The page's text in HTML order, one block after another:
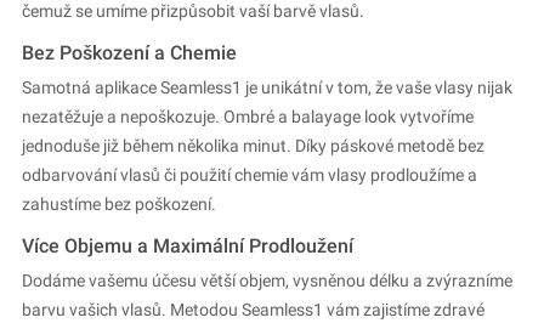
čemuž se umíme přizpůsobit vaší barvě vlasů.
Bez Poškození a Chemie
Samotná aplikace Seamless1 je unikátní v tom, že vaše vlasy nijak
nezatěžuje a nepoškozuje. Ombré a balayage look vytvoříme
jednoduše již během několika minut. Díky páskové metodě bez
odbarvování vlasů či použití chemie vám vlasy prodloužíme a
zahustíme bez poškození.
Více Objemu a Maximální Prodloužení
Dodáme vašemu účesu větší objem, vysněnou délku a zvýrazníme
barvu vašich vlasů. Metodou Seamless1 vám zajistíme zdravé